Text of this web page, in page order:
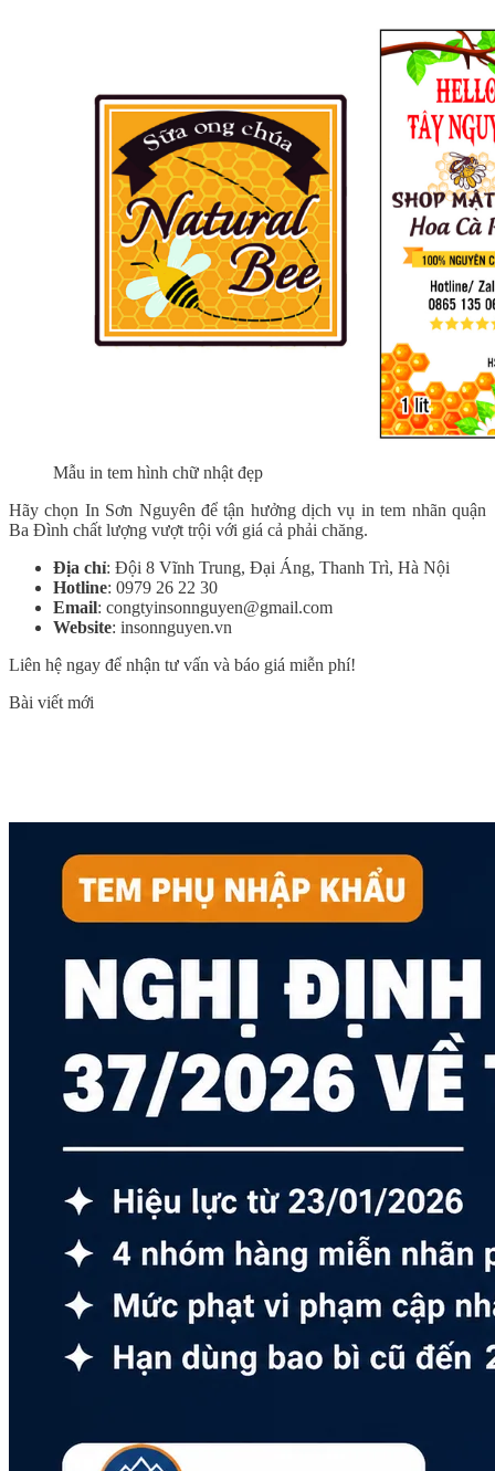
Mẫu in tem hình chữ nhật đẹp
Hãy chọn In Sơn Nguyên để tận hưởng dịch vụ in tem nhãn quận
Ba Đình chất lượng vượt trội với giá cả phải chăng.
Địa chỉ: Đội 8 Vĩnh Trung, Đại Áng, Thanh Trì, Hà Nội
Hotline: 0979 26 22 30
Email: congtyinsonnguyen@gmail.com
Website: insonnguyen.vn
Liên hệ ngay để nhận tư vấn và báo giá miễn phí!
Bài viết mới